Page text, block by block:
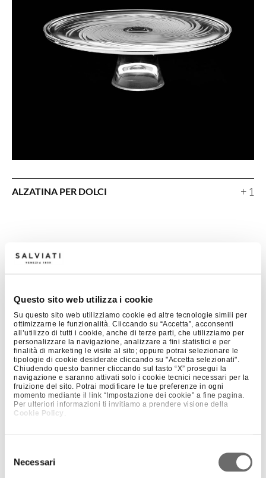
Questo sito web utilizza i cookie
Su questo sito web utilizziamo cookie ed altre tecnologie simili per
ottimizzarne le funzionalità. Cliccando su “Accetta”, acconsenti
all’utilizzo di tutti i cookie, anche di terze parti, che utilizziamo per
personalizzare la navigazione, analizzare a fini statistici e per
finalità di marketing le visite al sito; oppure potrai selezionare le
tipologie di cookie desiderate cliccando su "Accetta selezionati".
Chiudendo questo banner cliccando sul tasto “X” prosegui la
navigazione e saranno attivati solo i cookie tecnici necessari per la
fruizione del sito. Potrai modificare le tue preferenze in ogni
momento mediante il link “Impostazione dei cookie” a fine pagina.
Per ulteriori informazioni ti invitiamo a prendere visione della
Cookie Policy
delNecessari
ALZATINA PER DOLCI + 1